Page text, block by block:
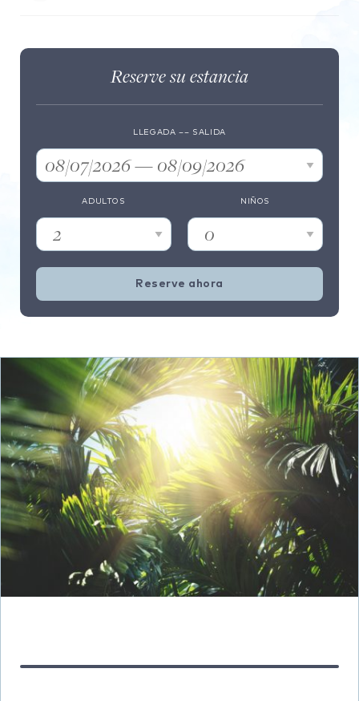
Reserve su estancia
LLEGADA –– SALIDA
08/07/2026 — 08/09/2026
ADULTOS NIÑOS
Reserve ahora